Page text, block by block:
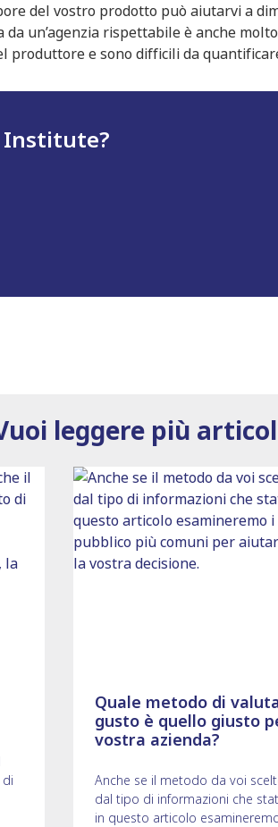
del vostro prodotto può aiutarvi a
da un’agenzia rispettabile è anche
produttore e sono difficili da
Institute?
leggere più
Quale metodo di
gusto è quello giusto
vostra azienda?
Anche se il metodo da voi
dal tipo di informazioni che
in questo articolo